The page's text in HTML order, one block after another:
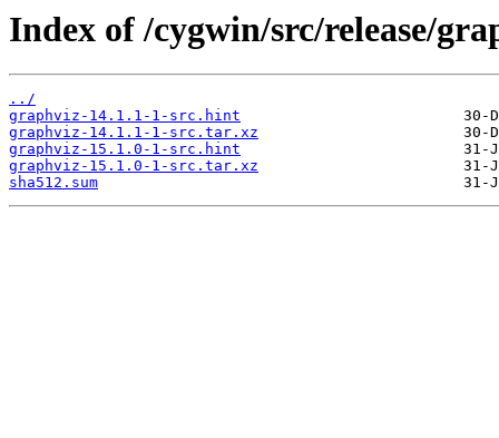
Index of /cygwin/src/release/
../
graphviz-14.1.1-1-src.hint
graphviz-14.1.1-1-src.tar.xz
graphviz-15.1.0-1-src.hint
graphviz-15.1.0-1-src.tar.xz
sha512.sum